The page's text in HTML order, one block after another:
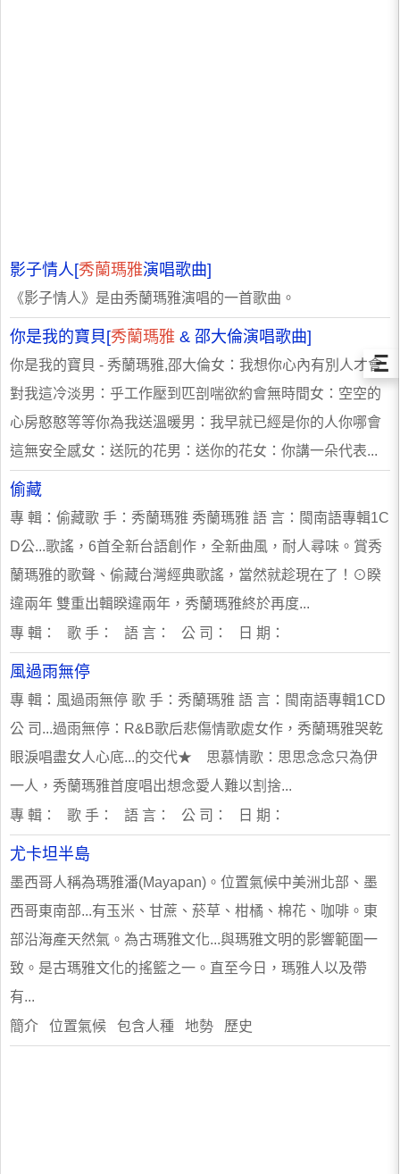
影子情人[秀蘭瑪雅演唱歌曲]
《影子情人》是由秀蘭瑪雅演唱的一首歌曲。
你是我的寶貝[秀蘭瑪雅 & 邵大倫演唱歌曲]
你是我的寶貝 - 秀蘭瑪雅,邵大倫女：我想你心內有別人才會
對我這冷淡男：乎工作壓到匹剖喘欲約會無時間女：空空的
心房憨憨等等你為我送溫暖男：我早就已經是你的人你哪會
這無安全感女：送阮的花男：送你的花女：你講一朵代表...
偷藏
專 輯：偷藏歌 手：秀蘭瑪雅 秀蘭瑪雅 語 言：閩南語專輯1C
D公...歌謠，6首全新台語創作，全新曲風，耐人尋味。賞秀
蘭瑪雅的歌聲、偷藏台灣經典歌謠，當然就趁現在了！⊙睽
違兩年 雙重出輯睽違兩年，秀蘭瑪雅終於再度...
專 輯： 歌 手： 語 言： 公 司： 日 期：
風過雨無停
專 輯：風過雨無停 歌 手：秀蘭瑪雅 語 言：閩南語專輯1CD
公 司...過雨無停：R&B歌后悲傷情歌處女作，秀蘭瑪雅哭乾
眼淚唱盡女人心底...的交代★ 思慕情歌：思思念念只為伊
一人，秀蘭瑪雅首度唱出想念愛人難以割捨...
專 輯： 歌 手： 語 言： 公 司： 日 期：
尤卡坦半島
墨西哥人稱為瑪雅潘(Mayapan)。位置氣候中美洲北部、墨
西哥東南部...有玉米、甘蔗、菸草、柑橘、棉花、咖啡。東
部沿海產天然氣。為古瑪雅文化...與瑪雅文明的影響範圍一
致。是古瑪雅文化的搖籃之一。直至今日，瑪雅人以及帶
有...
簡介 位置氣候 包含人種 地勢 歷史
Ξ